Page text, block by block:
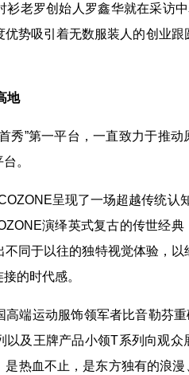
老罗创始人罗鑫华就在采访
势吸引着无数服装人的创业
地
秀”第一平台，一直致力于推
。
呈现了一场超越传统
演绎英式复古的传世经
同于以往的独特视觉体验，
的时代感。
高端运动服饰领军者比音勒芬
以及王牌产品小领T系列向观
是热血不止，是东方独有的浪